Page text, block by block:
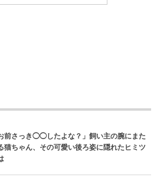
お前さっき◯◯したよな？」飼い主の腕にまた
猫ちゃん、その可愛い後ろ姿に隠れたヒミツ